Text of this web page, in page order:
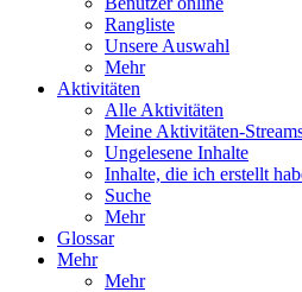
Rangliste
Unsere Auswahl
Mehr
Aktivitäten
Alle Aktivitäten
Meine Aktivitäten-
Ungelesene Inhalte
Inhalte, die ich erstellt
Suche
Mehr
Glossar
Mehr
Mehr